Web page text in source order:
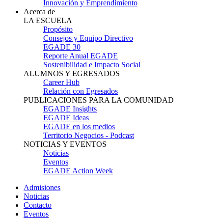
Innovación y Emprendimiento
Acerca de
LA ESCUELA
Propósito
Consejos y Equipo Directivo
EGADE 30
Reporte Anual EGADE
Sostenibilidad e Impacto Social
ALUMNOS Y EGRESADOS
Career Hub
Relación con Egresados
PUBLICACIONES PARA LA COMUNIDAD
EGADE Insights
EGADE Ideas
EGADE en los medios
Territorio Negocios - Podcast
NOTICIAS Y EVENTOS
Noticias
Eventos
EGADE Action Week
Admisiones
Noticias
Contacto
Eventos